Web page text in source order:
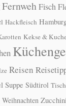
FernwehFisch
Hackfleisch
Kekse &
Reisen
Suppe Südtirol
Weihnachten Zucchini